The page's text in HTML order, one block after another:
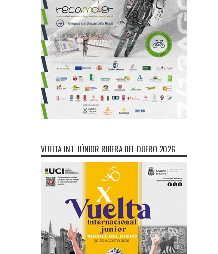
VUELTA INT. JÚNIOR RIBERA DEL DUERO 2026